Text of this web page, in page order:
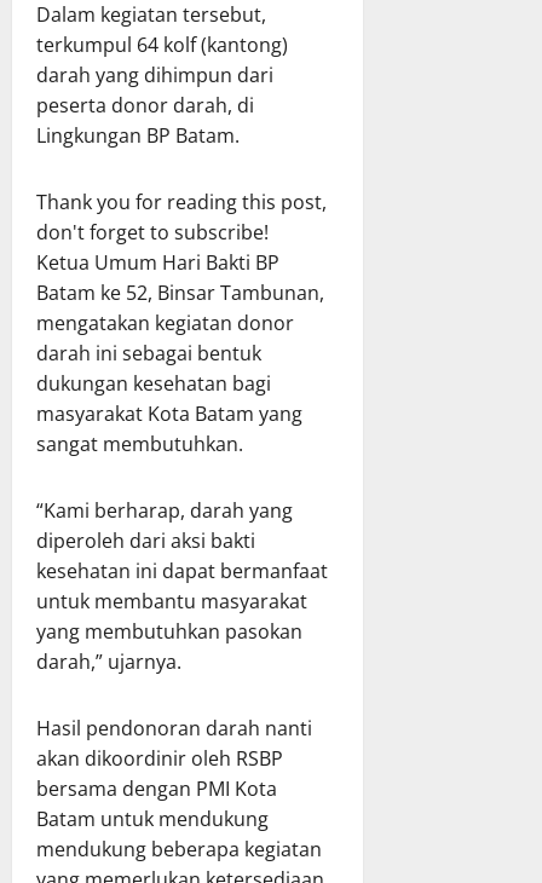
Dalam kegiatan tersebut,
terkumpul 64 kolf (kantong)
darah yang dihimpun dari
peserta donor darah, di
Lingkungan BP Batam.
Thank you for reading this post,
don't forget to subscribe!
Ketua Umum Hari Bakti BP
Batam ke 52, Binsar Tambunan,
mengatakan kegiatan donor
darah ini sebagai bentuk
dukungan kesehatan bagi
masyarakat Kota Batam yang
sangat membutuhkan.
“Kami berharap, darah yang
diperoleh dari aksi bakti
kesehatan ini dapat bermanfaat
untuk membantu masyarakat
yang membutuhkan pasokan
darah,” ujarnya.
Hasil pendonoran darah nanti
akan dikoordinir oleh RSBP
bersama dengan PMI Kota
Batam untuk mendukung
mendukung beberapa kegiatan